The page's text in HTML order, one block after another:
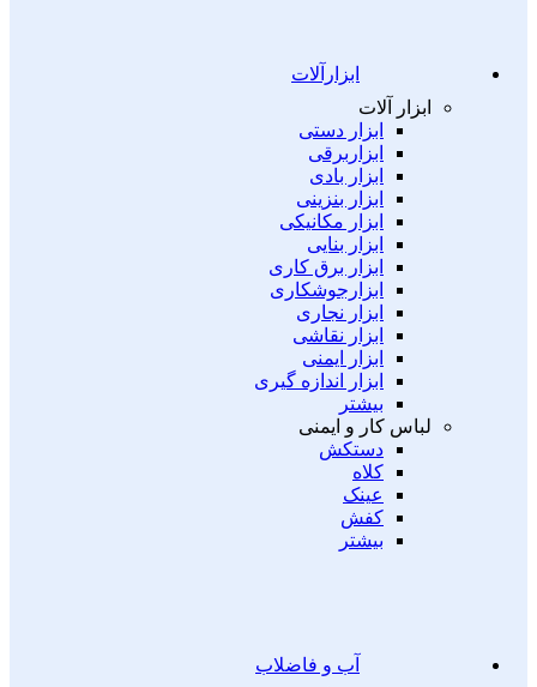
ابزارآلات
ابزار آلات
ابزار دستی
ابزاربرقی
ابزار بادی
ابزار بنزینی
ابزار مکانیکی
ابزار بنایی
ابزار برق کاری
ابزارجوشکاری
ابزار نجاری
ابزار نقاشی
ابزار ایمنی
ابزار اندازه گیری
بیشتر
لباس کار و ایمنی
دستکش
کلاه
عینک
کفش
بیشتر
آب و فاضلاب